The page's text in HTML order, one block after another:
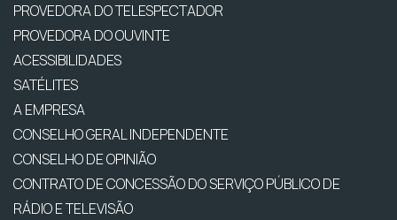
PROVEDORA DO TELESPECTADOR
PROVEDORA DO OUVINTE
ACESSIBILIDADES
SATÉLITES
A EMPRESA
CONSELHO GERAL INDEPENDENTE
CONSELHO DE OPINIÃO
CONTRATO DE CONCESSÃO DO SERVIÇO PÚBLICO DE
RÁDIO E TELEVISÃO